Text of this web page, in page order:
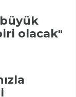
olacak"